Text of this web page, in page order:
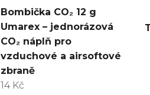
Bombička CO₂ 12 g
Umarex – jednorázová
CO₂ náplň pro
vzduchové a airsoftové
zbraně
14 Kč